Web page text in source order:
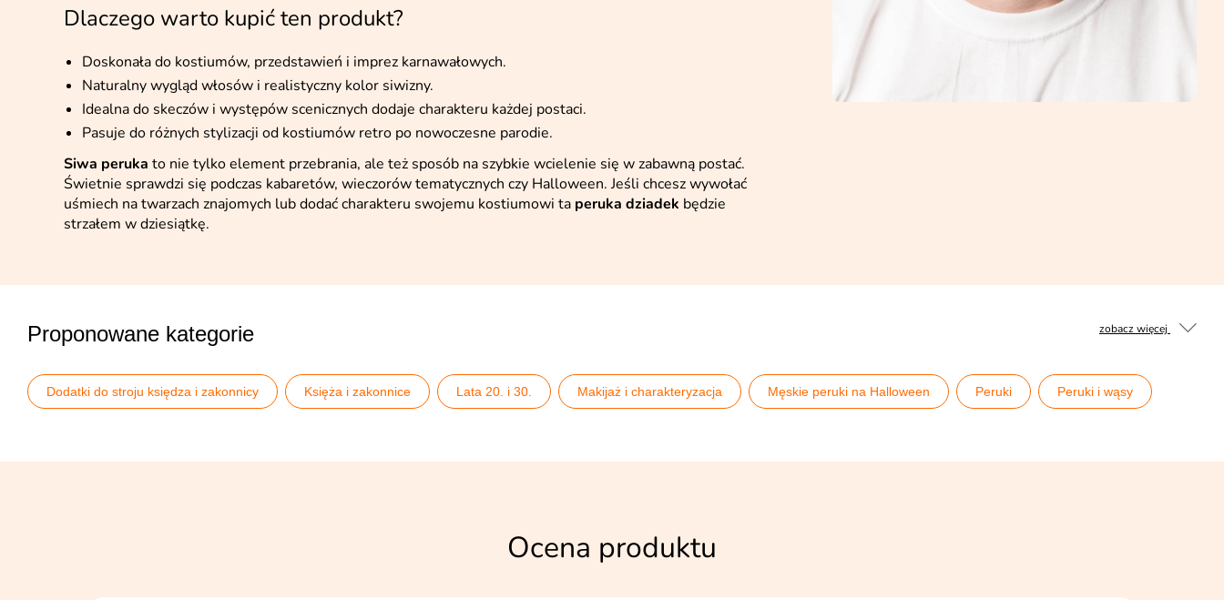
Dlaczego warto kupić ten produkt?
Doskonała do kostiumów, przedstawień i imprez karnawałowych.
Naturalny wygląd włosów i realistyczny kolor siwizny.
Idealna do skeczów i występów scenicznych dodaje charakteru każdej postaci.
Pasuje do różnych stylizacji od kostiumów retro po nowoczesne parodie.
Siwa peruka to nie tylko element przebrania, ale też sposób na szybkie wcielenie się w zabawną postać.
Świetnie sprawdzi się podczas kabaretów, wieczorów tematycznych czy Halloween. Jeśli chcesz wywołać
uśmiech na twarzach znajomych lub dodać charakteru swojemu kostiumowi ta peruka dziadek będzie
strzałem w dziesiątkę.
zobacz więcej
Proponowane kategorie
Dodatki do stroju księdza i zakonnicy Księża i zakonnice Lata 20. i 30. Makijaż i charakteryzacja Męskie peruki na Halloween Peruki Peruki i wąsy
Ocena produktu